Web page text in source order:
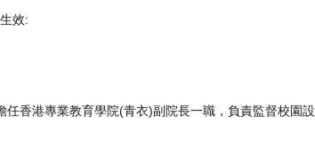
效:
香港專業教育學院(青衣)副院長一職，負責監督校園設